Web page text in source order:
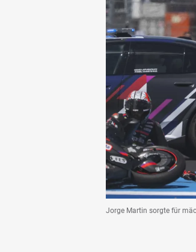
Jorge Martin sorgte für